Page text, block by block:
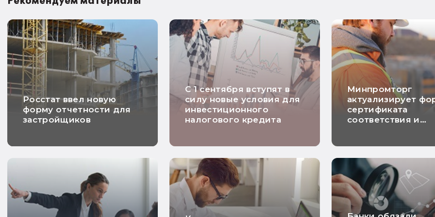
Росстат ввел новую
форму отчетности для
застройщиков
С 1 сентября вступят в
силу новые условия для
инвестиционного
налогового кредита
Минпромторг
актуализирует
сертификата
соответствия и